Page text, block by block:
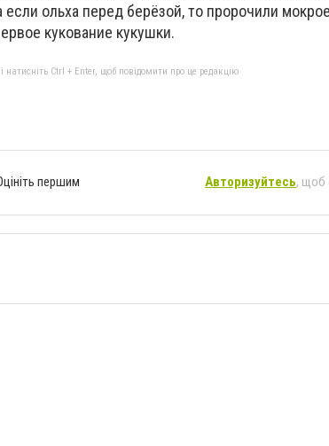
если ольха перед берёзой, то пророчили
кукование кукушки.
Ctrl + Enter, щоб повідомити про це редакцію
першим Авторизуйтесь, щоб